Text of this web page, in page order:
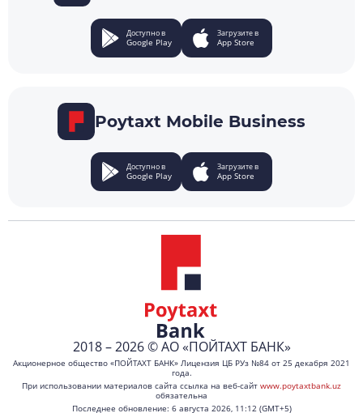
Доступно в
Google Play
Загрузите в
App Store
Poytaxt Mobile Business
Доступно в
Google Play
Загрузите в
App Store
2018 – 2026 © АО «ПОЙТАХТ БАНК»
Акционерное общество «ПОЙТАХТ БАНК» Лицензия ЦБ РУз №84 от 25 декабря 2021
года.
При использовании материалов сайта ссылка на веб-сайт www.poytaxtbank.uz
обязательна
Последнее обновление: 6 августа 2026, 11:12 (GMT+5)